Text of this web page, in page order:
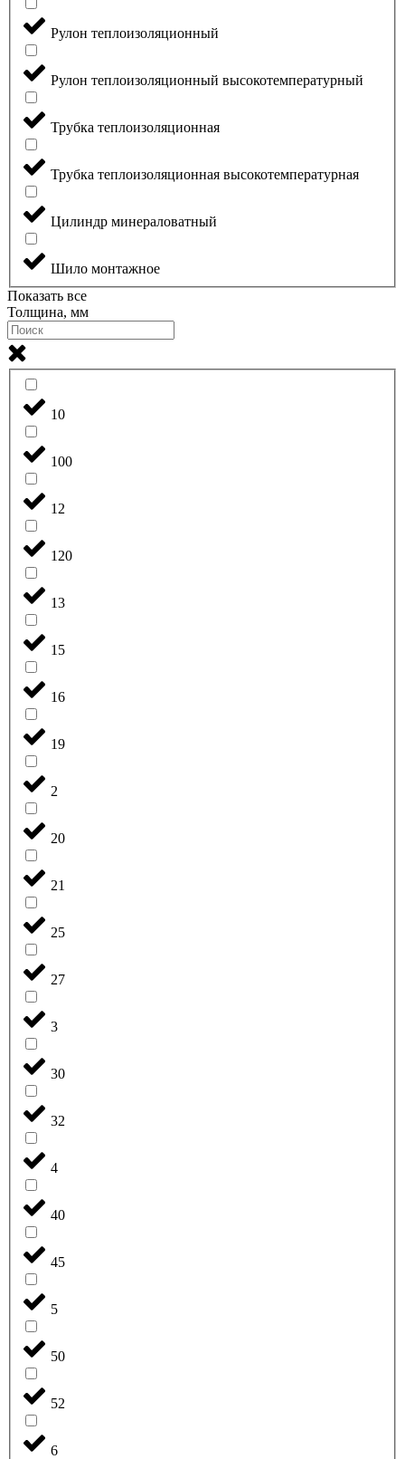
Рулон теплоизоляционный
Рулон теплоизоляционный высокотемпературный
Трубка теплоизоляционная
Трубка теплоизоляционная высокотемпературная
Цилиндр минераловатный
Шило монтажное
Показать все
Толщина, мм
10
100
12
120
13
15
16
19
2
20
21
25
27
3
30
32
4
40
45
5
50
52
6